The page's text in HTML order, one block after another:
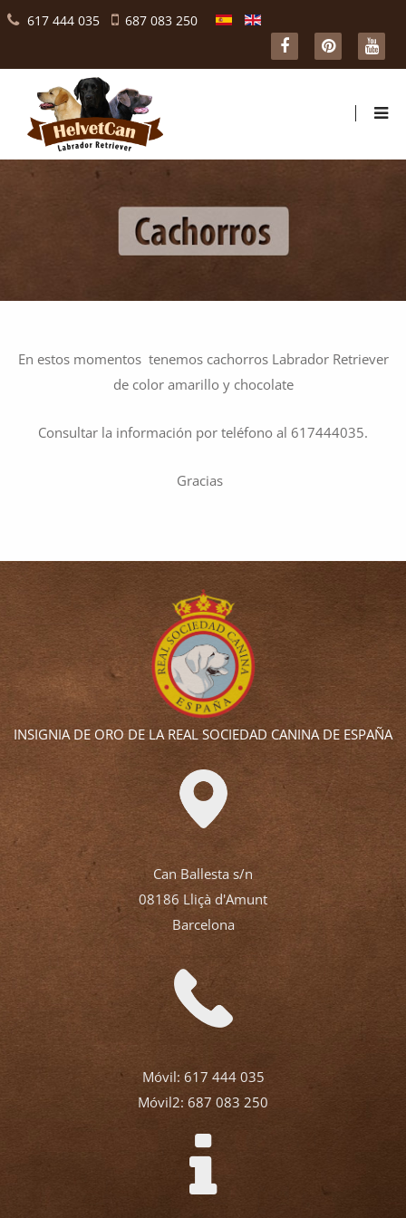
617 444 035 687 083 250
En estos momentos tenemos cachorros Labrador Retriever
de color amarillo y chocolate
Consultar la información por teléfono al 617444035.
Gracias
INSIGNIA DE ORO DE LA REAL SOCIEDAD CANINA DE ESPAÑA
Can Ballesta s/n
08186 Lliçà d'Amunt
Barcelona
Móvil: 617 444 035
Móvil2: 687 083 250